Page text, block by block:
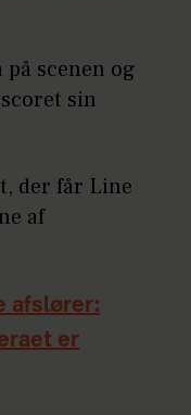
scenen og
sin
der får Line
af
afslører:
er